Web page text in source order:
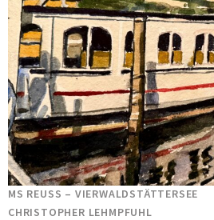
MS REUSS – VIERWALDSTÄTTERSEE
CHRISTOPHER LEHMPFUHL